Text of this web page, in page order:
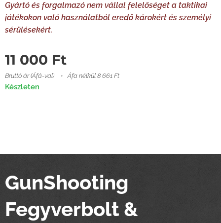
Gyártó és forgalmazó nem vállal felelőséget a taktikai
játékokon való használatból eredő károkért és személyi
sérülésekért.
11 000 Ft
Bruttó ár (Áfá-val) Áfa nélkül 8 661 Ft
Készleten
GunShooting
Fegyverbolt &